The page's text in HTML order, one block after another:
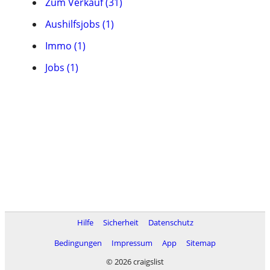
Aushilfsjobs (1)
Immo (1)
Jobs (1)
Hilfe Sicherheit
Datenschutz
Bedingungen
Impressum App
Sitemap
© 2026 craigslist